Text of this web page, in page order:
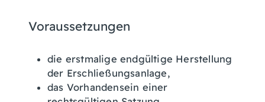
Voraussetzungen
die erstmalige endgültige Herstellung
der Erschließungsanlage,
das Vorhandensein einer